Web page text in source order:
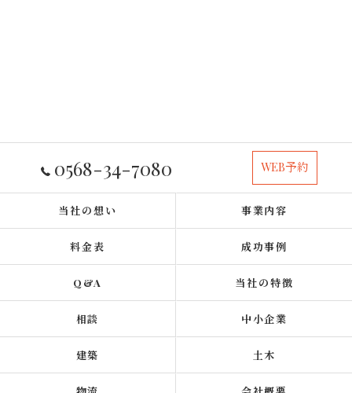
0568-34-7080 WEB予約
当社の想い 事業内容
料金表 成功事例
Q&A 当社の特徴
相談 中小企業
建築 土木